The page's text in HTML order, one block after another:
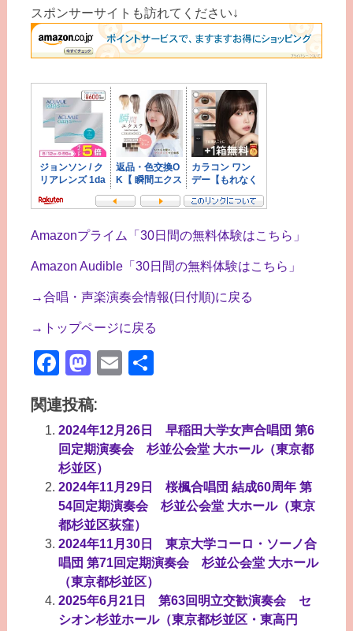
スポンサーサイトも訪れてください↓
Amazonプライム「30日間の無料体験はこちら」
Amazon Audible「30日間の無料体験はこちら」
→合唱・声楽演奏会情報(日付順)に戻る
→トップページに戻る
Facebook
Mastodon
Email
関連投稿:
2024年12月26日 早稲田大学女声合唱団 第6
回定期演奏会 杉並公会堂 大ホール（東京都
杉並区）
2024年11月29日 桜楓合唱団 結成60周年 第
54回定期演奏会 杉並公会堂 大ホール（東京
都杉並区荻窪）
2024年11月30日 東京大学コーロ・ソーノ合
唱団 第71回定期演奏会 杉並公会堂 大ホール
（東京都杉並区）
2025年6月21日 第63回明立交歓演奏会 セ
シオン杉並ホール（東京都杉並区・東高円